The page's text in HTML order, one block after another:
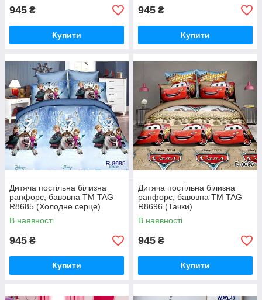
945 ₴
Купити
945 ₴
Купити
Дитяча постільна білизна
ранфорс, бавовна ТМ TAG
R8685 (Холодне серце)
В наявності
945 ₴
Купити
Дитяча постільна білизна
ранфорс, бавовна ТМ TAG
R8696 (Тачки)
В наявності
945 ₴
Купити